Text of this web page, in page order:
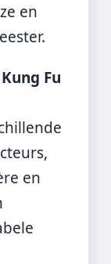
en
Fu
en